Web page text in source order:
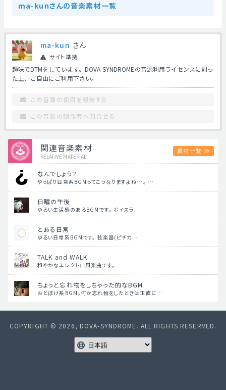
ma-kunさんの音楽素材一覧
ma-kun さん
サイト準拠
趣味でDTMをしています。DOVA-SYNDROMEの音源利用ライセンスに則っ
た上、ご自由にご利用下さい。
この音源の使用を報告する
この音源の制作者へ問合せる
関連音楽素材
RELATIVE MATERIAL
素材一覧
なんでしょう？
やっぱり日常系BGMってこうなりますよね…。 …
日曜の午後
ゆるい生活感のあるBGMです。 ボイスラ…
とある日常
ゆるい日常系BGMです。 弦楽器(ピチカ…
TALK and WALK
和やかなエレクトロ風楽曲です。
ちょっと忘れ物をしちゃった的なBGM
おとぼけ系BGM。何か忘れ物をしたときは正直に…
COPYRIGHT © 2026, DOVA-SYNDROME. ALL RIGHTS RESERVED.